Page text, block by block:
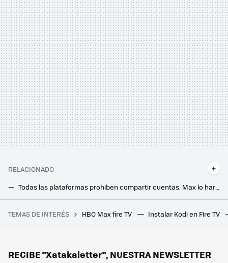
RELACIONADO
Todas las plataformas prohiben compartir cuentas. Max lo hará desde la semana que viene
Pluto TV estrena nuevos canales gratis y sin antena de TDT: estos son los diales que llegan en enero
El Google Pixel 9a viene con un regalazo, un móvil de Xiaomi con 512 GB muy barato y más. Cazando Gangas
TEMAS DE INTERÉS HBO Max fire TV Instalar Kodi en Fire TV
RECIBE "Xatakaletter", NUESTRA NEWSLETTER